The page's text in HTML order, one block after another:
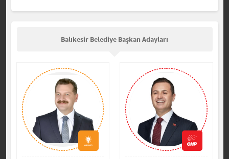
Balıkesir Belediye Başkan Adayları